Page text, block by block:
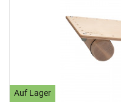
Auf Lager